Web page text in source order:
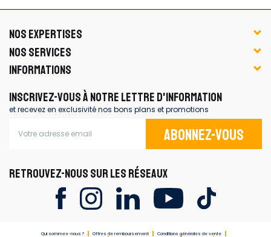
NOS EXPERTISES
NOS SERVICES
INFORMATIONS
INSCRIVEZ-VOUS À NOTRE LETTRE D'INFORMATION
et recevez en exclusivité nos bons plans et promotions
Abonnez-vous
RETROUVEZ-NOUS SUR LES RÉSEAUX
Qui sommes-nous ? Offres de remboursement
Conditions générales de vente